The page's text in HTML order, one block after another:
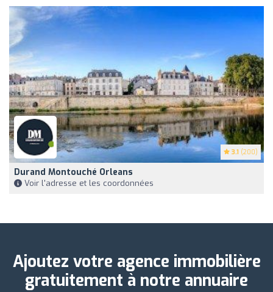
3.1 (200)
Durand Montouché Orleans
Voir l'adresse et les coordonnées
Ajoutez votre agence immobilière
gratuitement à notre annuaire